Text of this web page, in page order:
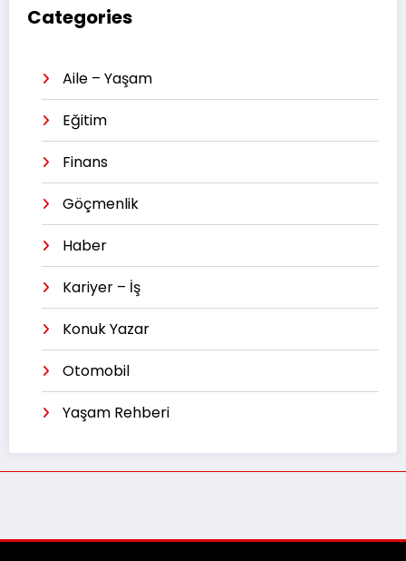
Categories
Aile – Yaşam
Eğitim
Finans
Göçmenlik
Haber
Kariyer – İş
Konuk Yazar
Otomobil
Yaşam Rehberi